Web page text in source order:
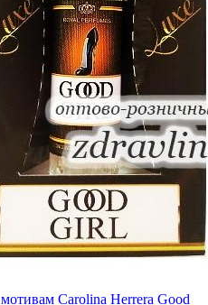
Carolina Herrera Good